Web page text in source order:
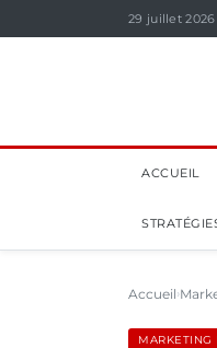
29 juillet 2026
ACCUEIL
Accueil
MARKETING